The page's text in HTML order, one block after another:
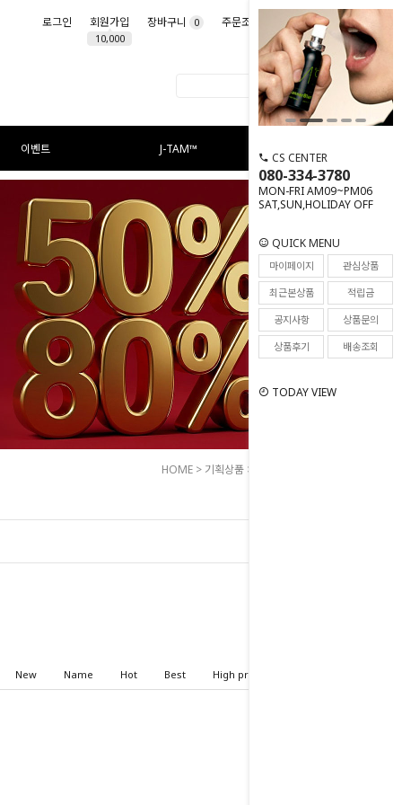
로그인 회원가입
10,000
장바구니 0 주문조회 마이페이지
이벤트 J-TAM™
CS CENTER
080-334-3780
MON-FRI AM09~PM06
SAT,SUN,HOLIDAY OFF
QUICK MENU
마이페이지
관심상품
최근본상품
적립금
공지사항
상품문의
상품후기
배송조회
TODAY VIEW
HOME > 기획상품 >
New Name Hot Best High price